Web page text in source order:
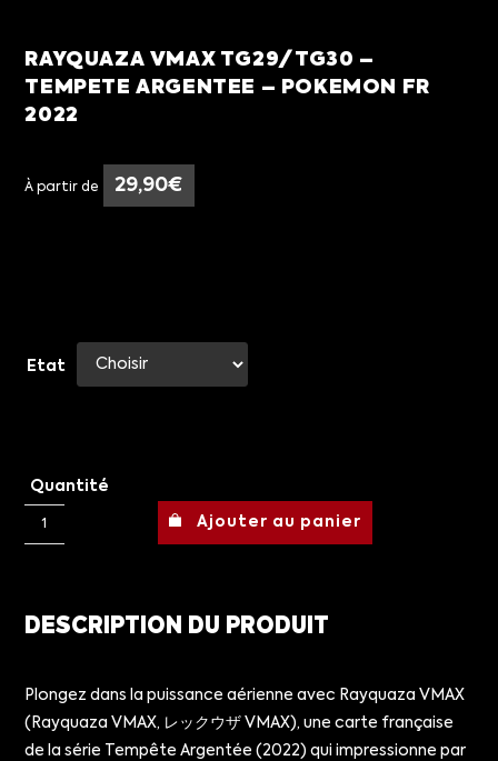
RAYQUAZA VMAX TG29/TG30 –
TEMPETE ARGENTEE – POKEMON FR
2022
À partir de 29,90€
Etat
Quantité
Ajouter au panier
DESCRIPTION DU PRODUIT
Plongez dans la puissance aérienne avec Rayquaza VMAX
(Rayquaza VMAX, レックウザ VMAX), une carte française
de la série Tempête Argentée (2022) qui impressionne par